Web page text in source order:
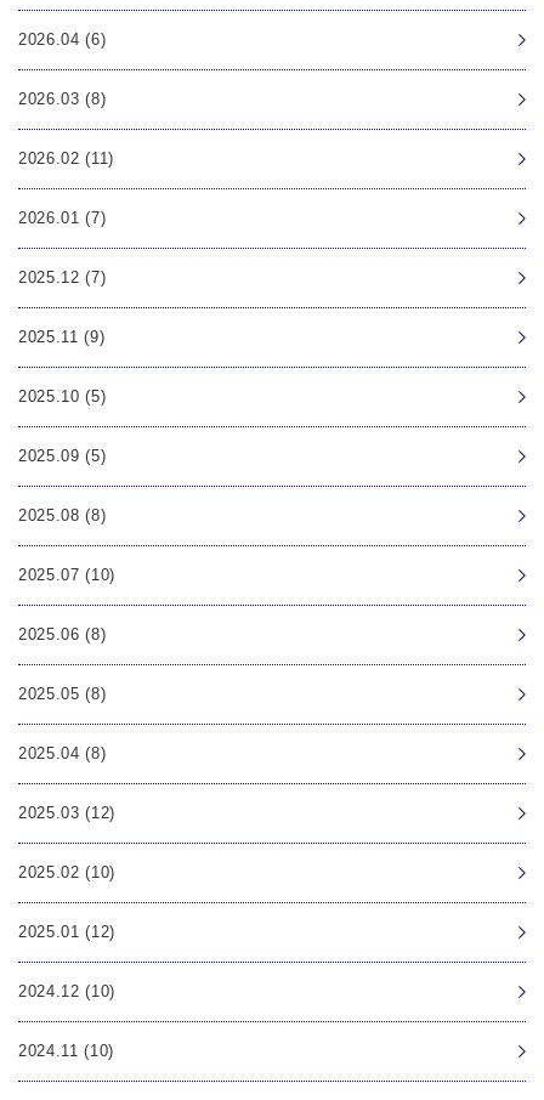
2026.04 (6)
2026.03 (8)
2026.02 (11)
2026.01 (7)
2025.12 (7)
2025.11 (9)
2025.10 (5)
2025.09 (5)
2025.08 (8)
2025.07 (10)
2025.06 (8)
2025.05 (8)
2025.04 (8)
2025.03 (12)
2025.02 (10)
2025.01 (12)
2024.12 (10)
2024.11 (10)